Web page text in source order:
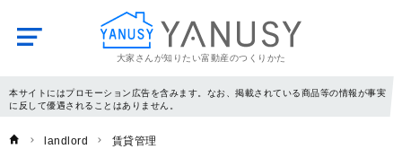
大家さんが知りたい富動産のつくりかた
YANUSY
本サイトにはプロモーション広告を含みます。なお、掲載されている商品等の情報が事実
に反して優遇されることはありません。
landlord
賃貸管理